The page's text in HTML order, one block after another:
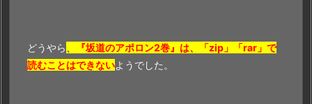
どうやら、
『坂道のアポロン2巻』は、「zip」「rar」で
読むことはできないようでした。